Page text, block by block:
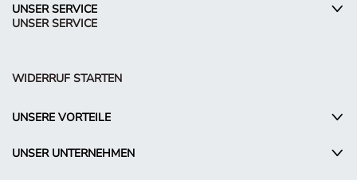
UNSER SERVICE
UNSER SERVICE
WIDERRUF STARTEN
UNSERE VORTEILE
UNSER UNTERNEHMEN